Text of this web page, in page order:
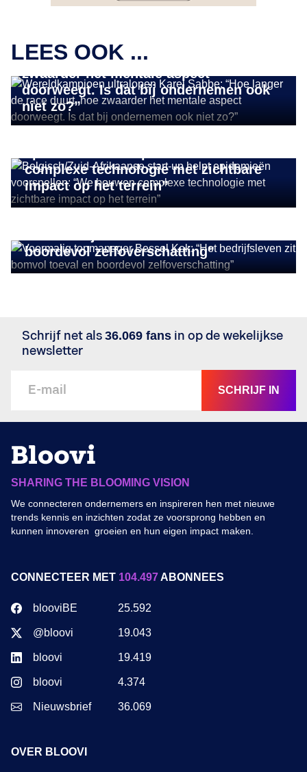
LEES OOK ...
Sabbe: “Hoe langer de race duurt, hoe
zwaarder het mentale aspect
doorweegt. Is dat bij ondernemen ook
niet zo?”
IMPACT ONDERNEMEN
complexe technologie met zichtbare
impact op het terrein”
STORIES
boordevol zelfoverschatting”
Schrijf net als 36.069 fans in op de wekelijkse
newsletter
SCHRIJF IN
SHARING THE BLOOMING VISION
We connecteren ondernemers en inspireren hen met nieuwe
trends kennis en inzichten zodat ze voorsprong hebben en
kunnen innoveren groeien en hun eigen impact maken.
CONNECTEER MET 104.497ABONNEES
blooviBE 25.592
@bloovi 19.043
bloovi 19.419
bloovi 4.374
Nieuwsbrief 36.069
OVER BLOOVI